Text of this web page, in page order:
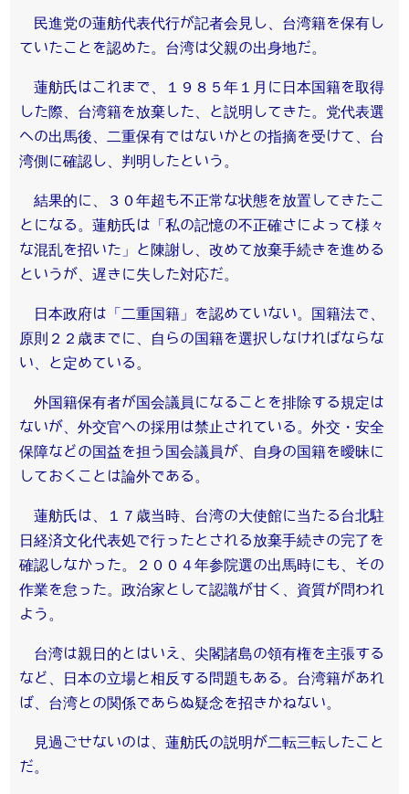
民進党の蓮舫代表代行が記者会見し、台湾籍を保有し
ていたことを認めた。台湾は父親の出身地だ。
蓮舫氏はこれまで、１９８５年１月に日本国籍を取得
した際、台湾籍を放棄した、と説明してきた。党代表選
への出馬後、二重保有ではないかとの指摘を受けて、台
湾側に確認し、判明したという。
結果的に、３０年超も不正常な状態を放置してきたこ
とになる。蓮舫氏は「私の記憶の不正確さによって様々
な混乱を招いた」と陳謝し、改めて放棄手続きを進める
というが、遅きに失した対応だ。
日本政府は「二重国籍」を認めていない。国籍法で、
原則２２歳までに、自らの国籍を選択しなければならな
い、と定めている。
外国籍保有者が国会議員になることを排除する規定は
ないが、外交官への採用は禁止されている。外交・安全
保障などの国益を担う国会議員が、自身の国籍を曖昧に
しておくことは論外である。
蓮舫氏は、１７歳当時、台湾の大使館に当たる台北駐
日経済文化代表処で行ったとされる放棄手続きの完了を
確認しなかった。２００４年参院選の出馬時にも、その
作業を怠った。政治家として認識が甘く、資質が問われ
よう。
台湾は親日的とはいえ、尖閣諸島の領有権を主張する
など、日本の立場と相反する問題もある。台湾籍があれ
ば、台湾との関係であらぬ疑念を招きかねない。
見過ごせないのは、蓮舫氏の説明が二転三転したこと
だ。